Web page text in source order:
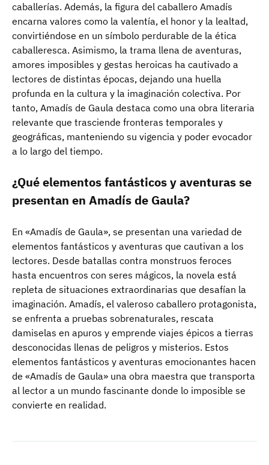
caballerías. Además, la figura del caballero Amadís
encarna valores como la valentía, el honor y la lealtad,
convirtiéndose en un símbolo perdurable de la ética
caballeresca. Asimismo, la trama llena de aventuras,
amores imposibles y gestas heroicas ha cautivado a
lectores de distintas épocas, dejando una huella
profunda en la cultura y la imaginación colectiva. Por
tanto, Amadís de Gaula destaca como una obra literaria
relevante que trasciende fronteras temporales y
geográficas, manteniendo su vigencia y poder evocador
a lo largo del tiempo.
¿Qué elementos fantásticos y aventuras se
presentan en Amadís de Gaula?
En «Amadís de Gaula», se presentan una variedad de
elementos fantásticos y aventuras que cautivan a los
lectores. Desde batallas contra monstruos feroces
hasta encuentros con seres mágicos, la novela está
repleta de situaciones extraordinarias que desafían la
imaginación. Amadís, el valeroso caballero protagonista,
se enfrenta a pruebas sobrenaturales, rescata
damiselas en apuros y emprende viajes épicos a tierras
desconocidas llenas de peligros y misterios. Estos
elementos fantásticos y aventuras emocionantes hacen
de «Amadís de Gaula» una obra maestra que transporta
al lector a un mundo fascinante donde lo imposible se
convierte en realidad.